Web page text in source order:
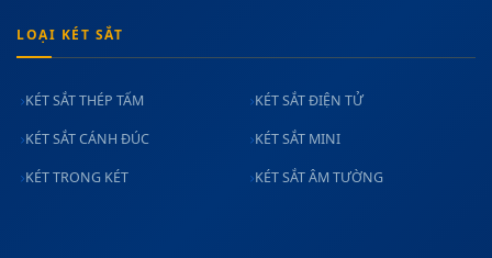
LOẠI KÉT SẮT
KÉT SẮT THÉP TẤM KÉT SẮT ĐIỆN TỬ
KÉT SẮT CÁNH ĐÚC KÉT SẮT MINI
KÉT TRONG KÉT KÉT SẮT ÂM TƯỜNG